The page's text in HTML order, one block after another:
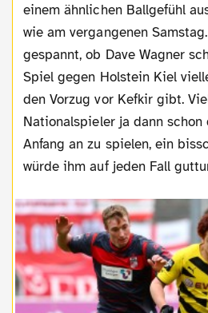
einem ähnlichen Ballgefühl
wie am vergangenen
gespannt, ob Dave Wagner
Spiel gegen Holstein Kiel
den Vorzug vor Kefkir gibt.
Nationalspieler ja dann
Anfang an zu spielen, ein
würde ihm auf jeden Fall